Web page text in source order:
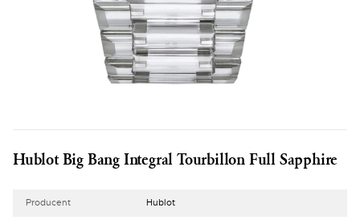
Hublot Big Bang Integral Tourbillon Full Sapphire
Producent Hublot